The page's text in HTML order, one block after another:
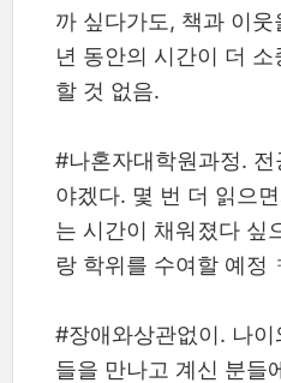
까 싶다가도, 책과 이웃
년 동안의 시간이 더 소
할 것 없음.
#나혼자대학원과정.
야겠다. 몇 번 더 읽으
는 시간이 채워졌다 싶
랑 학위를 수여할 예정
#장애와상관없이. 나
들을 만나고 계신 분들